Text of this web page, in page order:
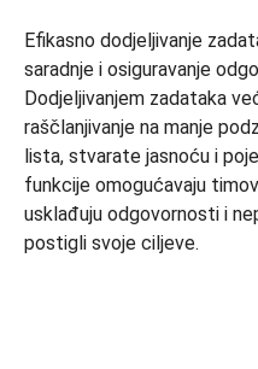
Efikasno dodjeljivanje
saradnje i osiguravanje
Dodjeljivanjem zadataka
raščlanjivanje na manje
lista, stvarate jasnoću i
funkcije omogućavaju
usklađuju odgovornosti i
postigli svoje ciljeve.